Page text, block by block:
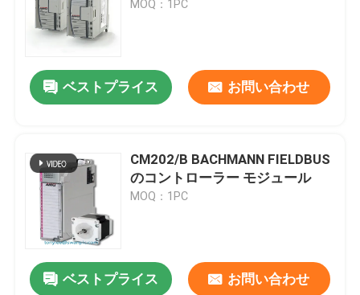
MOQ：1PC
ベストプライス お問い合わせ
CM202/B BACHMANN FIELDBUS
のコントローラー モジュール
MOQ：1PC
ベストプライス お問い合わせ